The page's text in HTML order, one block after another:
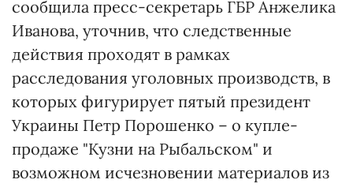
сообщила пресс-секретарь ГБР Анжелика
Иванова, уточнив, что следственные
действия проходят в рамках
расследования уголовных производств, в
которых фигурирует пятый президент
Украины Петр Порошенко – о купле-
продаже "Кузни на Рыбальском" и
возможном исчезновении материалов из